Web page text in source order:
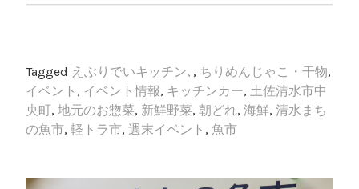
Tagged えぶりでいキッチン､ , ちりめんじゃこ・干物,
イベント , イベント情報, キッチンカー, 土佐清水市中
央町, 地元のお惣菜, 新鮮野菜, 朝どれ, 海鮮, 清水まち
の魚市, 軽トラ市, 週末イベント , 魚市